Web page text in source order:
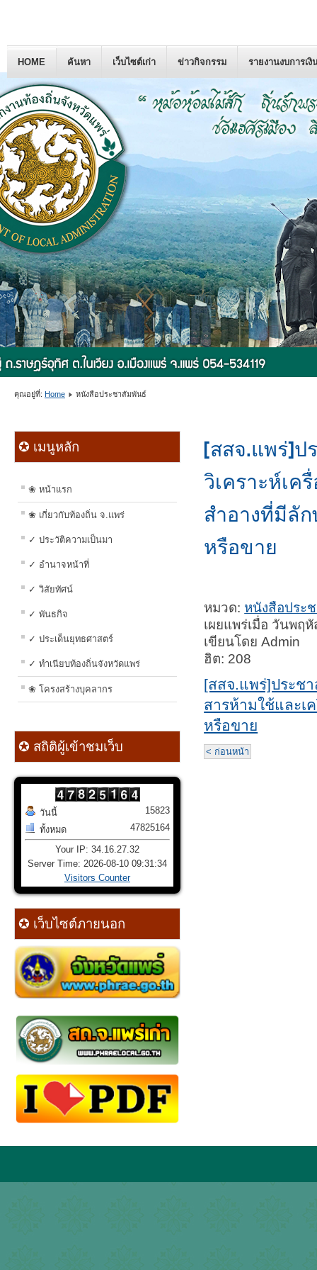
HOME ค้นหา เว็บไซต์เก่า ข่าวกิจกรรม รายงานงบการเงิ
คุณอยู่ที่: Home หนังสือประชาสัมพันธ์
✪ เมนูหลัก
❀ หน้าแรก
❀ เกี่ยวกับท้องถิ่น จ.แพร่
✓ ประวัติความเป็นมา
✓ อำนาจหน้าที่
✓ วิสัยทัศน์
✓ พันธกิจ
✓ ประเด็นยุทธศาสตร์
✓ ทำเนียบท้องถิ่นจังหวัดแพร่
❀ โครงสร้างบุคลากร
✪ สถิติผู้เข้าชมเว็บ
วันนี้
ทั้งหมด
15823
47825164
Your IP: 34.16.27.32
Server Time: 2026-08-10 09:31:34
Visitors Counter
✪ เว็บไซต์ภายนอก
[สสจ.แพร่]ป
วิเคราะห์เค
สำอางที่มีลั
หรือขาย
หมวด: หนังสือประ
เผยแพร่เมื่อ วันพฤ
เขียนโดย Admin
ฮิต: 208
[สสจ.แพร่]ประช
สารห้ามใช้และเ
หรือขาย
< ก่อนหน้า